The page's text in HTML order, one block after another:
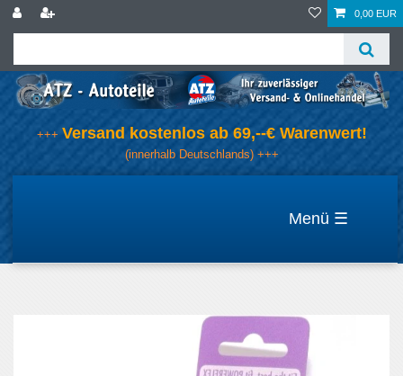
0,00 EUR
+++ Versand kostenlos ab 69,--€ Warenwert!
(innerhalb Deutschlands) +++
☰